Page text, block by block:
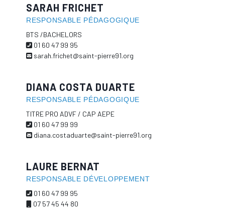
SARAH FRICHET
RESPONSABLE PÉDAGOGIQUE
BTS /BACHELORS
01 60 47 99 95
sarah.frichet@saint-pierre91.org
DIANA COSTA DUARTE
RESPONSABLE PÉDAGOGIQUE
TITRE PRO ADVF / CAP AEPE
01 60 47 99 99
diana.costaduarte@saint-pierre91.org
LAURE BERNAT
RESPONSABLE DÉVELOPPEMENT
01 60 47 99 95
07 57 45 44 80